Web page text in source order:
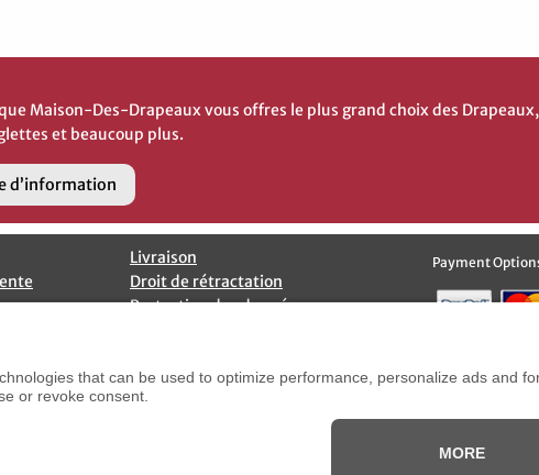
Maison-Des-Drapeaux vous offres le plus grand choix des
et beaucoup plus.
d’information
Livraison
Droit de rétractation
Protection des données
Payment